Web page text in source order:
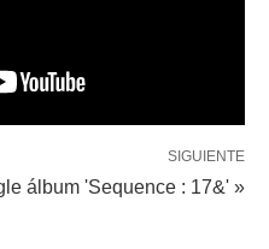
SIGUIENTE
álbum 'Sequence : 17&' »